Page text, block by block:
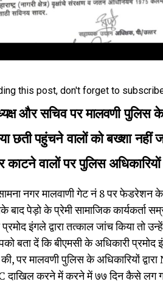
this post, don't forget to
और सचिव पर मालवणी पुलिस के
छती पहुंचने वालों को बख्शा
वालों पर पुलिस अधिकारियों
नगर मालवाणी गेट नं 8 पर फेडरेशन
बाद पेड़ो के प्रेमी सामाजिक कार्यकर्ता
इंगले द्वारा तत्काल जांच किया तो
बता दें कि बीएमसी के अधिकारी
पर मालवणी पुलिस के अधिकारियों
दाखिल करने में करने में ७७ दिन कैसे लग